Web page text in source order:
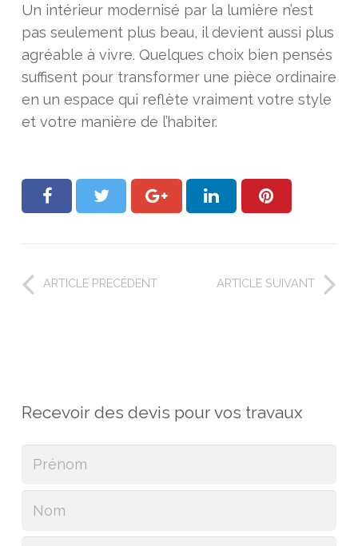
Un intérieur modernisé par la lumière n’est
pas seulement plus beau, il devient aussi plus
agréable à vivre. Quelques choix bien pensés
suffisent pour transformer une pièce ordinaire
en un espace qui reflète vraiment votre style
et votre manière de l’habiter.
ARTICLE PRÉCÉDENT ARTICLE SUIVANT
Recevoir des devis pour vos travaux